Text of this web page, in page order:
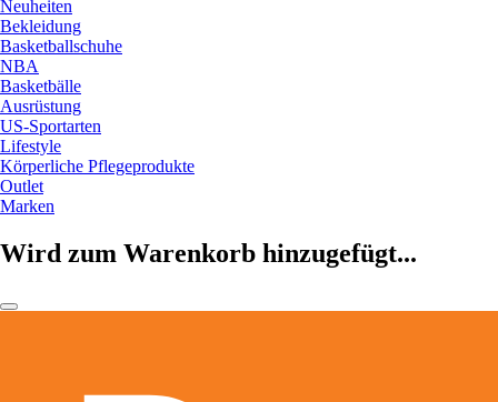
Neuheiten
Bekleidung
Basketballschuhe
NBA
Basketbälle
Ausrüstung
US-Sportarten
Lifestyle
Körperliche Pflegeprodukte
Outlet
Marken
Wird zum Warenkorb hinzugefügt...